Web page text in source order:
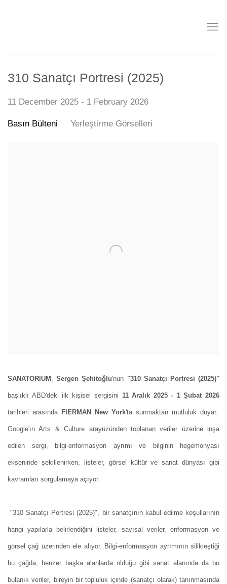
310 Sanatçı Portresi (2025)
11 December 2025 - 1 February 2026
Basın Bülteni Yerleştirme Görselleri
SANATORIUM ,Sergen Şehitoğlu'nun "310 Sanatçı Portresi (2025)"
başlıklı ABD'deki ilk kişisel sergisini 11 Aralık 2025 - 1 Şubat 2026
tarihleri arasında FIERMAN New York'ta sunmaktan mutluluk duyar.
Google'ın Arts & Culture arayüzünden toplanan veriler üzerine inşa
edilen sergi, bilgi-enformasyon ayrımı ve bilginin hegemonyası
ekseninde şekillenirken, listeler, görsel kültür ve sanat dünyası gibi
kavramları sorgulamaya açıyor.
"310 Sanatçı Portresi (2025)", bir sanatçının kabul edilme koşullarının
hangi yapılarla belirlendiğini listeler, sayısal veriler, enformasyon ve
görsel çağ üzerinden ele alıyor. Bilgi-enformasyon ayrımının silikleştiği
bu çağda, benzer başka alanlarda olduğu gibi sanat alanında da bu
bulanık veriler, bireyin bir topluluk içinde (sanatçı olarak) tanınmasında